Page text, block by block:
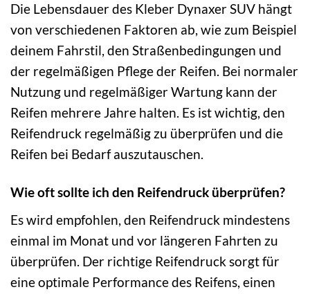
Die Lebensdauer des Kleber Dynaxer SUV hängt
von verschiedenen Faktoren ab, wie zum Beispiel
deinem Fahrstil, den Straßenbedingungen und
der regelmäßigen Pflege der Reifen. Bei normaler
Nutzung und regelmäßiger Wartung kann der
Reifen mehrere Jahre halten. Es ist wichtig, den
Reifendruck regelmäßig zu überprüfen und die
Reifen bei Bedarf auszutauschen.
Wie oft sollte ich den Reifendruck überprüfen?
Es wird empfohlen, den Reifendruck mindestens
einmal im Monat und vor längeren Fahrten zu
überprüfen. Der richtige Reifendruck sorgt für
eine optimale Performance des Reifens, einen